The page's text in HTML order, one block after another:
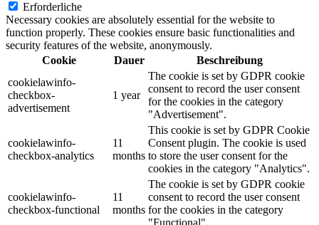
Erforderliche
Necessary cookies are absolutely essential for the website to
function properly. These cookies ensure basic functionalities and
security features of the website, anonymously.
Cookie
Dauer
Beschreibung
cookielawinfo-
checkbox-
advertisement
1 year
The cookie is set by GDPR cookie
consent to record the user consent
for the cookies in the category
"Advertisement".
cookielawinfo-
checkbox-analytics
11
months
This cookie is set by GDPR Cookie
Consent plugin. The cookie is used
to store the user consent for the
cookies in the category "Analytics".
cookielawinfo-
checkbox-functional
11
months
The cookie is set by GDPR cookie
consent to record the user consent
for the cookies in the category